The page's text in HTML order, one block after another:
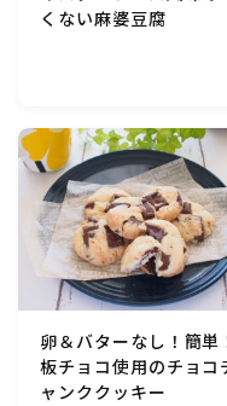
ハム・ベーコン・ソー
豆腐・厚揚げ・油揚げ
缶詰料理(ツナ・サバ
等)
行事食(おせち・ハロウ
供の日・七夕等)
乾物・海藻・麩料理
くない麻婆豆腐
卵＆バターなし！簡単
板チョコ使用のチョコ
ャンククッキー